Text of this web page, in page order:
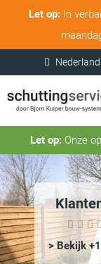
Let op:In
Let op:Onze
> Bekijk